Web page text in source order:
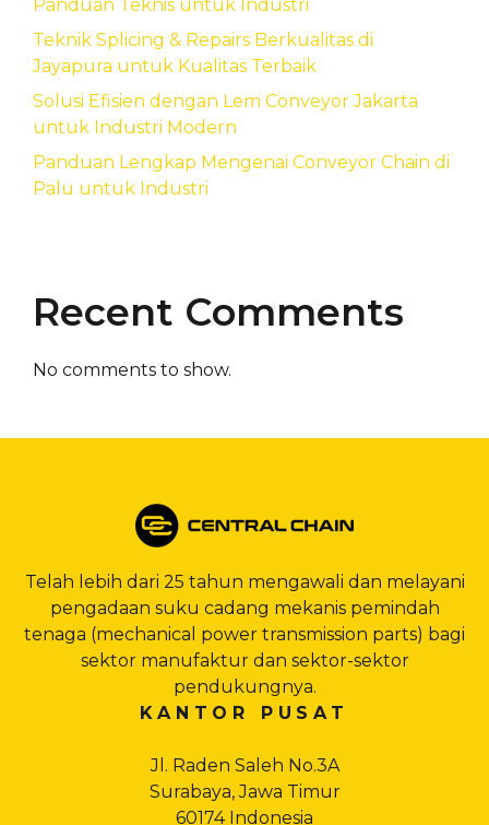
Panduan Teknis untuk Industri
Teknik Splicing & Repairs Berkualitas di
Jayapura untuk Kualitas Terbaik
Solusi Efisien dengan Lem Conveyor Jakarta
untuk Industri Modern
Panduan Lengkap Mengenai Conveyor Chain di
Palu untuk Industri
Recent Comments
No comments to show.
Telah lebih dari 25 tahun mengawali dan melayani
pengadaan suku cadang mekanis pemindah
tenaga (mechanical power transmission parts) bagi
sektor manufaktur dan sektor-sektor
pendukungnya.
KANTOR PUSAT
Jl. Raden Saleh No.3A
Surabaya, Jawa Timur
60174 Indonesia